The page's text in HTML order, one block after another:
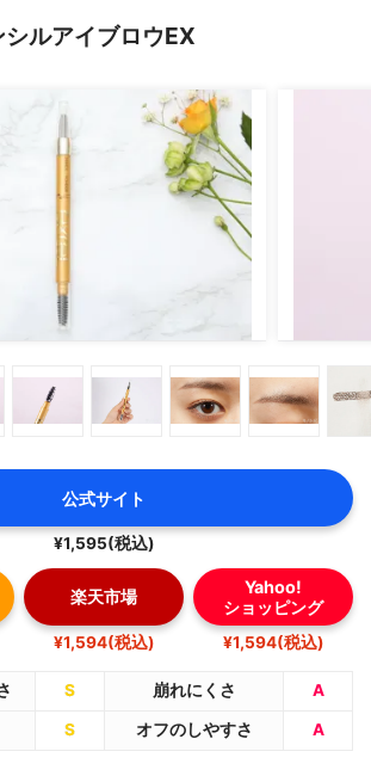
ルアイブロウEX
公式サイト
¥1,595(税込)
楽天市場
¥1,594(税込)
Yahoo!
ショッピング
¥1,594(税込)
S 崩れにくさ A
S オフのしやすさ A